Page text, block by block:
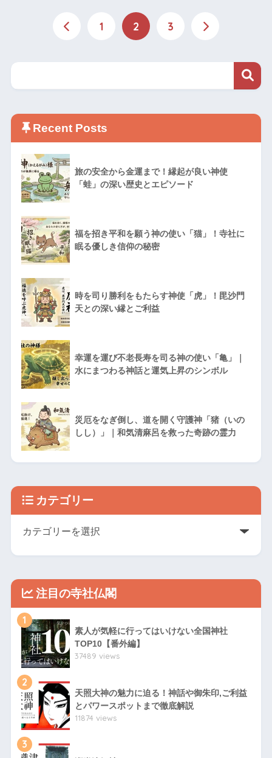
1 2 3
Recent Posts
旅の安全から金運まで！縁起が良い神使
「蛙」の深い歴史とエピソード
福を招き平和を願う神の使い「猫」！寺社に
眠る優しき信仰の秘密
時を司り勝利をもたらす神使「虎」！毘沙門
天との深い縁とご利益
幸運を運び不老長寿を司る神の使い「亀」｜
水にまつわる神話と運気上昇のシンボル
災厄をなぎ倒し、道を開く守護神「猪（いの
しし）」｜和気清麻呂を救った奇跡の霊力
カテゴリー
注目の寺社仏閣
1
素人が気軽に行ってはいけない全国神社
TOP10【番外編】
37489 views
2
天照大神の魅力に迫る！神話や御朱印,ご利益
とパワースポットまで徹底解説
11874 views
3